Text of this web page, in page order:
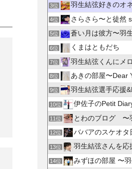
3位 羽生結弦好きのオネエが
4位 さらさら〜と徒然
5位 蒼い月は彼方〜羽生結弦選手と
6位 くまはともだち
7位 羽生結弦くんにメ
8位 あきの部屋〜Dear
9位 羽生結弦選手応援
10位 伊佐子のPetit
11位 とわのブログ 〜
12位 ババアのスケオタ
13位 羽生結弦さんを応援
14位 みずほの部屋 〜羽生結